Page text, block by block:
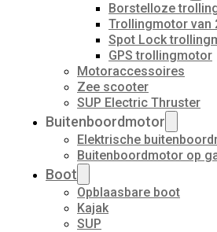
Borstelloze
Trollingmotor van
Spot Lock
GPS trollingmotor
Motoraccessoires
Zee scooter
SUP Electric Thruster
Buitenboordmotor
Elektrische
Buitenboordmotor op
Boot
Opblaasbare boot
Kajak
SUP